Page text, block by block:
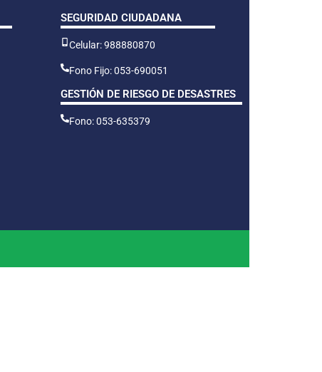
SEGURIDAD CIUDADANA
Celular: 988880870
Fono Fijo: 053-690051
GESTIÓN DE RIESGO DE DESASTRES
Fono: 053-635379